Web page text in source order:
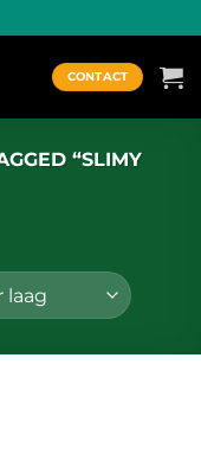
CONTACT
“SLIMY